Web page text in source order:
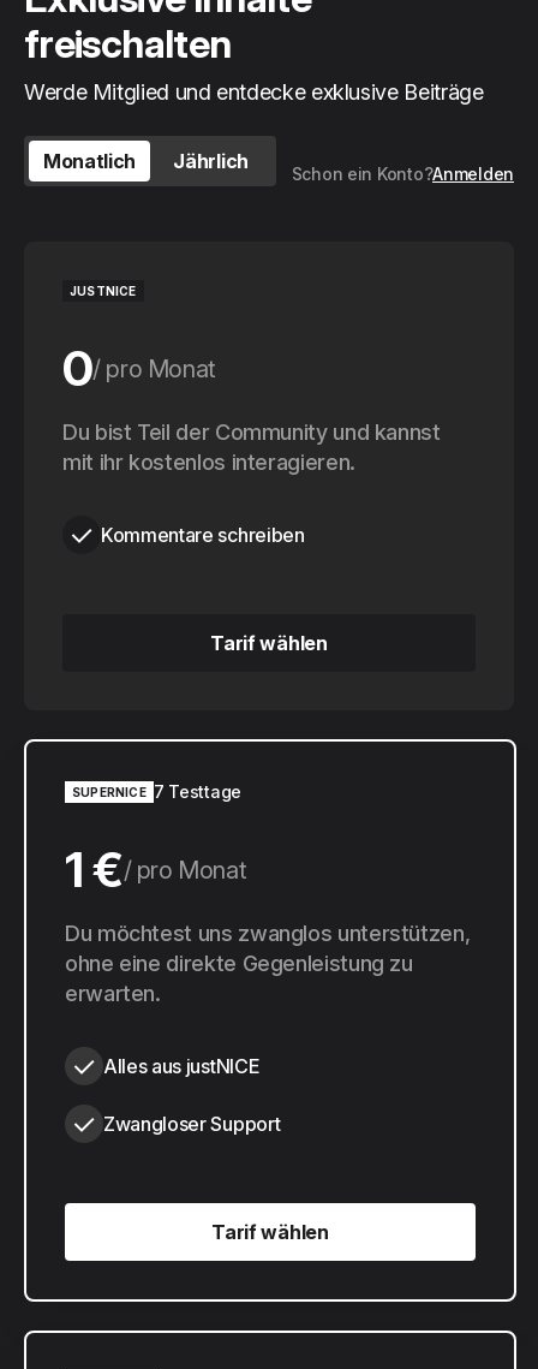
freischalten
Werde Mitglied und entdecke exklusive Beiträge
Monatlich Jährlich
Schon ein Konto?Anmelden
JUSTNICE
0 pro Monat
0 pro Jahr
Du bist Teil der Community und kannst
mit ihr kostenlos interagieren.
Kommentare schreiben
Tarif wählen
SUPERNICE 7 Testtage
1 € pro Monat
10 € pro Jahr
Du möchtest uns zwanglos unterstützen,
ohne eine direkte Gegenleistung zu
erwarten.
Alles aus justNICE
Zwangloser Support
Tarif wählen
Tarif wählen